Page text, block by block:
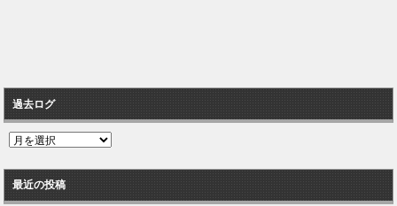
過去ログ
過
ロ
グ
最近の投稿